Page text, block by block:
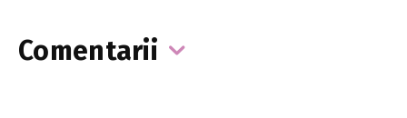
Comentarii